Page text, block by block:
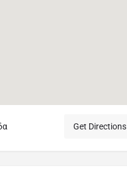
Get Directions